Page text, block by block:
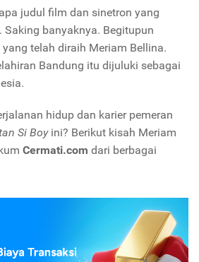
judul film dan sinetron yang
banyaknya. Begitupun
telah diraih Meriam Bellina.
Bandung itu dijuluki sebagai
hidup dan karier pemeran
Si Boy ini? Berikut kisah Meriam
Cermati.com dari berbagai